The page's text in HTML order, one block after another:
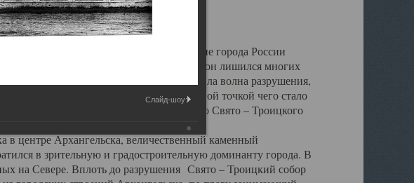
в большей мере, чем другие губернские города России
разрушений, в результате которых он лишился многих
всего по старому Архангельску ударила волна разрушения,
силу в конце 20 –х годов. Отправной точкой чего стало
губернии - ансамбля кафедрального Свято – Троицкого
Архангельска, величественный каменный
в зрительную и градостроительную доминанту города. В
на Севере. Вплоть до разрушения Свято – Троицкий собор
Слайд-шоу: